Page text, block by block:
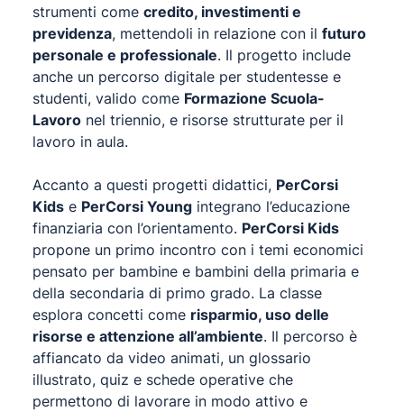
strumenti come credito, investimenti e
previdenza, mettendoli in relazione con il futuro
personale e professionale. Il progetto include
anche un percorso digitale per studentesse e
studenti, valido come Formazione Scuola-
Lavoro nel triennio, e risorse strutturate per il
lavoro in aula.
Accanto a questi progetti didattici, PerCorsi
Kids e PerCorsi Young integrano l’educazione
finanziaria con l’orientamento. PerCorsi Kids
propone un primo incontro con i temi economici
pensato per bambine e bambini della primaria e
della secondaria di primo grado. La classe
esplora concetti come risparmio, uso delle
risorse e attenzione all’ambiente. Il percorso è
affiancato da video animati, un glossario
illustrato, quiz e schede operative che
permettono di lavorare in modo attivo e